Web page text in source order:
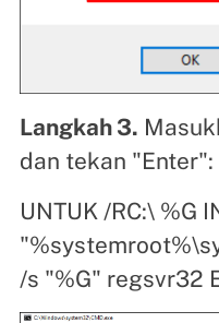
Langkah 3.
dan tekan "Enter":
UNTUK /RC:\ %G
/s "%G" regsvr32